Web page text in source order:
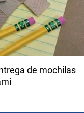
de mochilas